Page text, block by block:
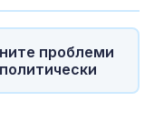
проблеми